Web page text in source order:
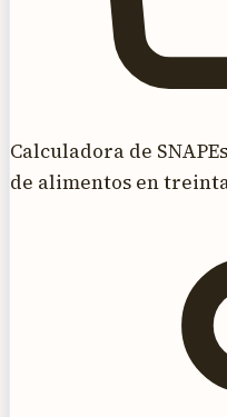
Calculadora de SNAP
de alimentos en